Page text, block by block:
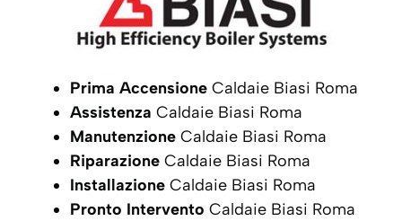
Prima Accensione Caldaie Biasi Roma
Assistenza Caldaie Biasi Roma
Manutenzione Caldaie Biasi Roma
Riparazione Caldaie Biasi Roma
Installazione Caldaie Biasi Roma
Pronto Intervento Caldaie Biasi Roma